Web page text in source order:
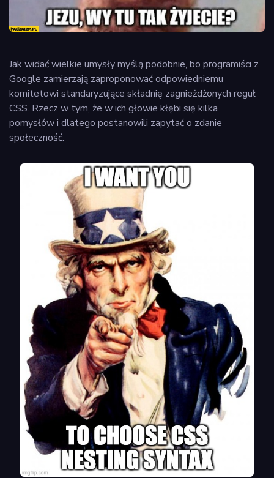
Jak widać wielkie umysły myślą podobnie, bo programiści z
Google zamierzają zaproponować odpowiedniemu
komitetowi standaryzujące składnię zagnieżdżonych reguł
CSS. Rzecz w tym, że w ich głowie kłębi się kilka
pomysłów i dlatego postanowili zapytać o zdanie
społeczność.